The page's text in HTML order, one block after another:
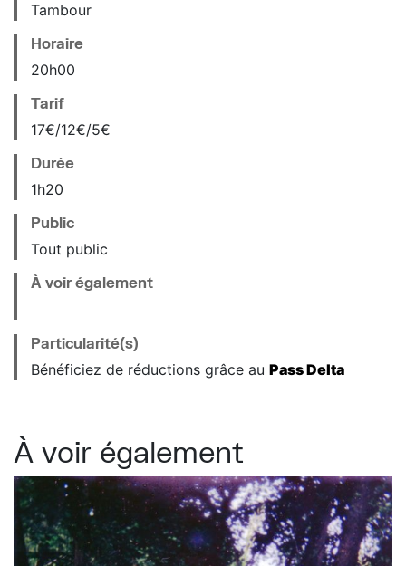
Tambour
Horaire
20h00
Tarif
17€/12€/5€
Durée
1h20
Public
Tout public
À voir également
Particularité(s)
Bénéficiez de réductions grâce au Pass Delta
À voir également